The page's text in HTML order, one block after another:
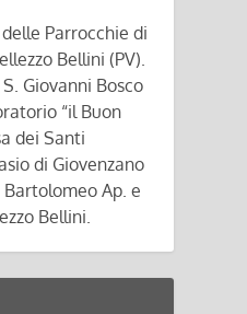
Parrocchie di
Bellini (PV).
Giovanni Bosco
“il Buon
dei Santi
di Giovenzano
Bartolomeo Ap. e
Bellini.